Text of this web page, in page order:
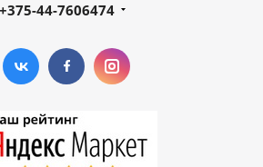
+375-44-7606474